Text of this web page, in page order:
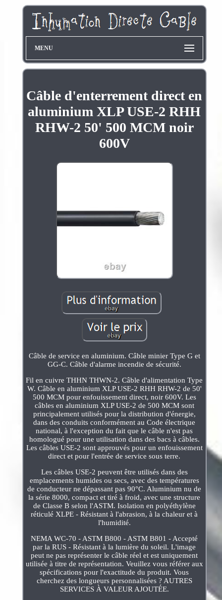
MENU
Câble d'enterrement direct en
aluminium XLP USE-2 RHH
RHW-2 50' 500 MCM noir
600V
Câble de service en aluminium. Câble minier Type G et
GG-C. Câble d'alarme incendie de sécurité.
Fil en cuivre THHN THWN-2. Câble d'alimentation Type
W. Câble en aluminium XLP USE-2 RHH RHW-2 de 50'
500 MCM pour enfouissement direct, noir 600V. Les
câbles en aluminium XLP USE-2 de 500 MCM sont
principalement utilisés pour la distribution d'énergie,
dans des conduits conformément au Code électrique
national, à l'exception du fait que le câble n'est pas
homologué pour une utilisation dans des bacs à câbles.
Les câbles USE-2 sont approuvés pour un enfouissement
direct et pour l'entrée de service sous terre.
Les câbles USE-2 peuvent être utilisés dans des
emplacements humides ou secs, avec des températures
de conducteur ne dépassant pas 90°C. Aluminium nu de
la série 8000, compact et tiré à froid, avec une structure
de Classe B selon l'ASTM. Isolation en polyéthylène
réticulé XLPE - Résistant à l'abrasion, à la chaleur et à
l'humidité.
NEMA WC-70 - ASTM B800 - ASTM B801 - Accepté
par la RUS - Résistant à la lumière du soleil. L'image
peut ne pas représenter le câble réel et est uniquement
utilisée à titre de représentation. Veuillez vous référer aux
spécifications pour l'exactitude du produit. Vous
cherchez des longueurs personnalisées ? AUTRES
SERVICES À VALEUR AJOUTÉE.